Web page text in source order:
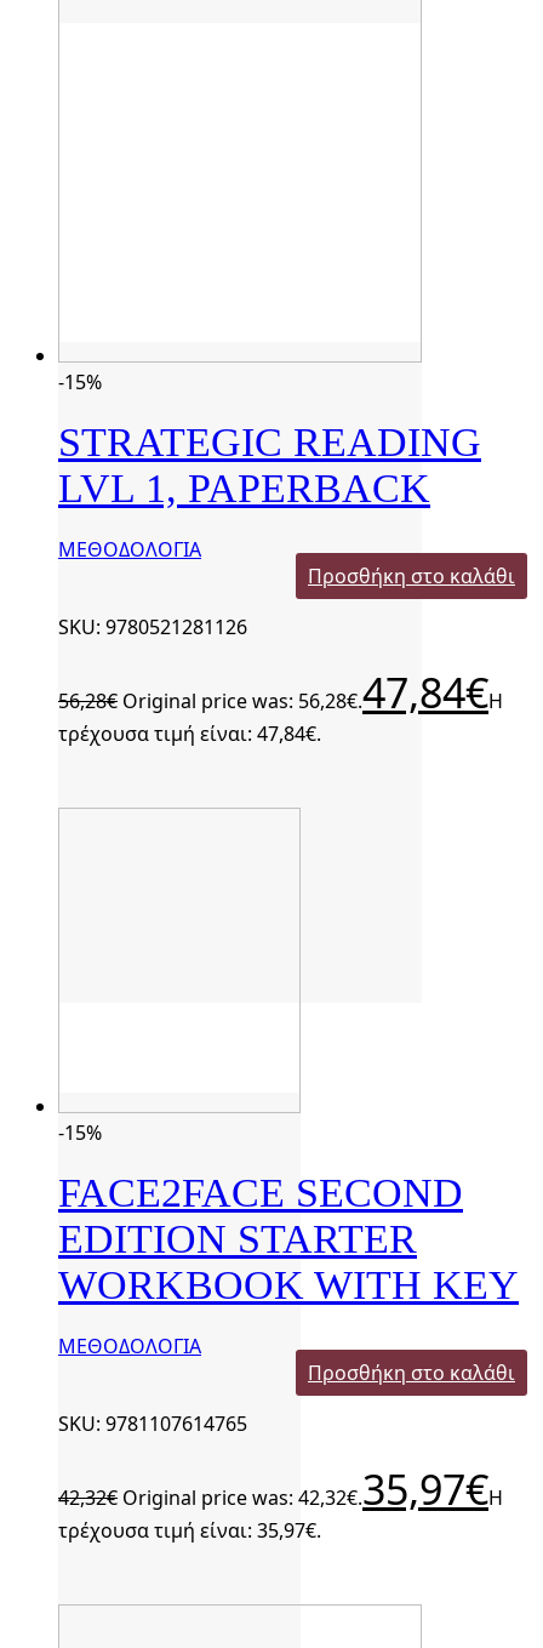
-15%
STRATEGIC READING
LVL 1, PAPERBACK
ΜΕΘΟΔΟΛΟΓΙΑ
Προσθήκη στο καλάθι
SKU: 9780521281126
56,28€ Original price was: 56,28€.47,84€Η
τρέχουσα τιμή είναι: 47,84€.
-15%
FACE2FACE SECOND
EDITION STARTER
WORKBOOK WITH KEY
ΜΕΘΟΔΟΛΟΓΙΑ
Προσθήκη στο καλάθι
SKU: 9781107614765
42,32€ Original price was: 42,32€.35,97€Η
τρέχουσα τιμή είναι: 35,97€.